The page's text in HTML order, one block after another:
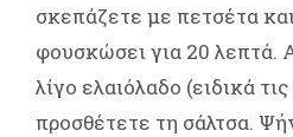
σκεπάζετε με πετσέτα
φουσκώσει για 20 λεπτά.
λίγο ελαιόλαδο (ειδικά
προσθέτετε τη σάλτσα.